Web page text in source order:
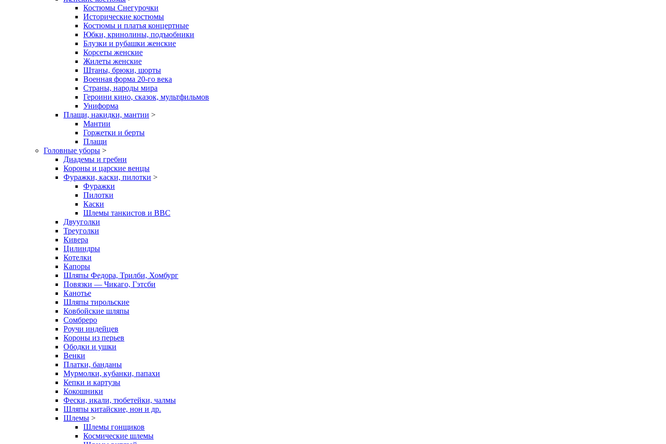
Костюмы Снегурочки
Исторические костюмы
Костюмы и платья концертные
Юбки, кринолины, подъюбники
Блузки и рубашки женские
Корсеты женские
Жилеты женские
Штаны, брюки, шорты
Военная форма 20-го века
Страны, народы мира
Героини кино, сказок, мультфильмов
Униформа
Плащи, накидки, мантии >
Мантии
Горжетки и берты
Плащи
Головные уборы >
Диадемы и гребни
Короны и царские венцы
Фуражки, каски, пилотки >
Фуражки
Пилотки
Каски
Шлемы танкистов и ВВС
Двууголки
Треуголки
Кивера
Цилиндры
Котелки
Капоры
Шляпы Федора, Трилби, Хомбург
Повязки — Чикаго, Гэтсби
Канотье
Шляпы тирольские
Ковбойские шляпы
Сомбреро
Роучи индейцев
Короны из перьев
Ободки и ушки
Венки
Платки, банданы
Мурмолки, кубанки, папахи
Кепки и картузы
Кокошники
Фески, икали, тюбетейки, чалмы
Шляпы китайские, нон и др.
Шлемы >
Шлемы гонщиков
Космические шлемы